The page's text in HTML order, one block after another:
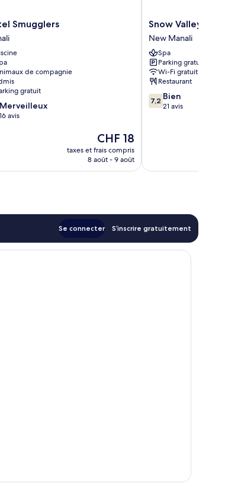
Smugglers
de compagnie
gratuit
Merveilleux
16 avis
Le
nouveau
prix
CHF 18
taxes et frais compris
8 août - 9 août
Snow
Valley
Resorts
New
Manali
Snow Valley Resorts
New Manali
Spa
Parking gratuit
Wi-Fi gratuit
Restaurant
7.2
sur
7,2 Bien
21 avis
Se connecter S’inscrire gratuitement